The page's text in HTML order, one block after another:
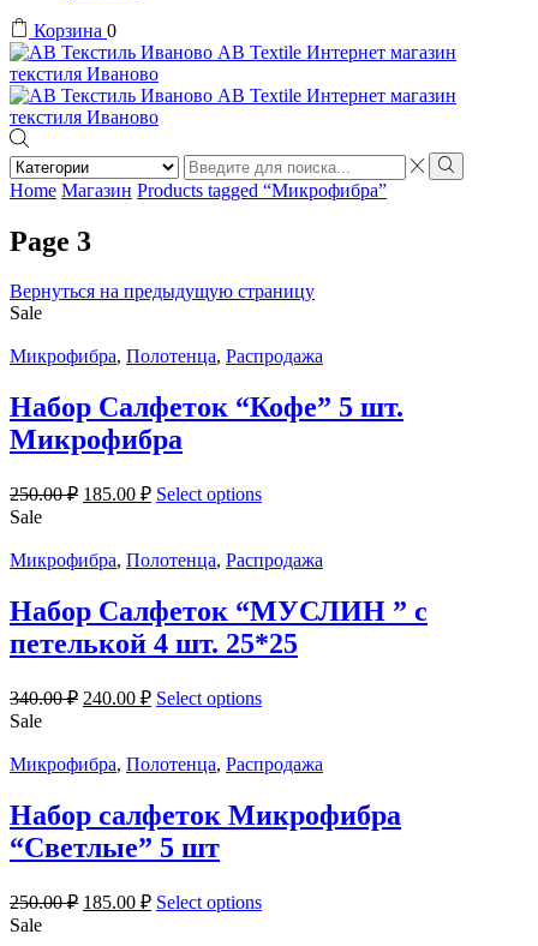
Корзина 0
Search
input
Search
Home Магазин Products tagged “Микрофибра”
Page 3
Вернуться на предыдущую страницу
Sale
Микрофибра, Полотенца, Распродажа
Набор Салфеток “Кофе” 5 шт.
Микрофибра
250.00₽ 185.00 ₽ Select options
Sale
Микрофибра, Полотенца, Распродажа
Набор Салфеток “МУСЛИН ” с
петелькой 4 шт. 25*25
340.00₽ 240.00 ₽ Select options
Sale
Микрофибра, Полотенца, Распродажа
Набор салфеток Микрофибра
“Светлые” 5 шт
250.00₽ 185.00 ₽ Select options
Sale